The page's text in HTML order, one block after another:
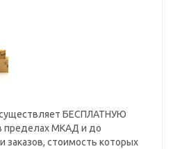
БЕСПЛАТНУЮ
пределах МКАД и до
заказов, стоимость которых